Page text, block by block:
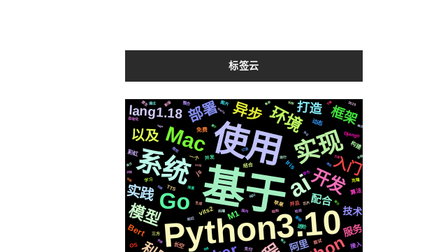
标签云
基于
使用
Python3.10
系统 ai
实现
Go
Mac
开发
环境
模型
异步
部署
以及
实践
入门
框架
lang1.18 打造
配合
技术
阿里
服务
Bert
M1
js
Iris
vits2
免费
长空
算法
彩虹
动态
构建
OS 接入
结合
苹果
并发
一个
并且
TTS
Django
进阶
学习
支付
克隆
面试
api
三方
图片
整合
国内
后端
深度
记录
通过 新版
svg
生成
结构
运行
自动化
音色
原生
芯片
前后
检测
基础
2020
微软
动画
爬虫
属于
情况
协议
聊天
合成
页面
https
MacOs
简历
快速
布局
识别
集群
流程
机制
格式
字幕